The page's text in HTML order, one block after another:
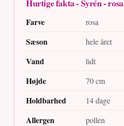
Hurtige fakta - Syrén - rosa
Farve rosa
Sæson hele året
Vand lidt
Højde 70 cm
Holdbarhed 14 dage
Allergen pollen